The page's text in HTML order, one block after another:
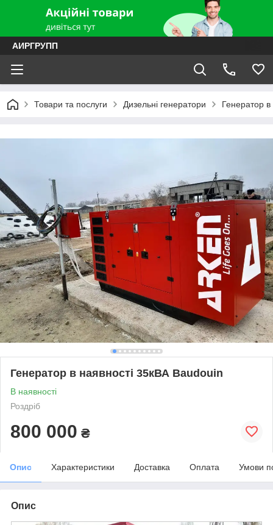
АИРГРУПП
Товари та послуги Дизельні генератори Генератор
Генератор в наявності 35кВА Baudouin
В наявності
Роздріб
800 000 ₴
Опис Характеристики Доставка Оплата Умови
Опис